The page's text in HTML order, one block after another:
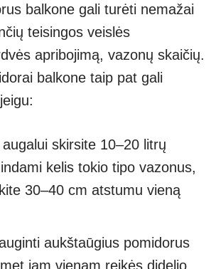
balkone gali turėti nemažai
teisingos veislės
apribojimą, vazonų skaičių.
balkone taip pat gali
skirsite 10–20 litrų
kelis tokio tipo vazonus,
30–40 cm atstumu vieną
aukštaūgius pomidorus
jam vienam reikės didelio